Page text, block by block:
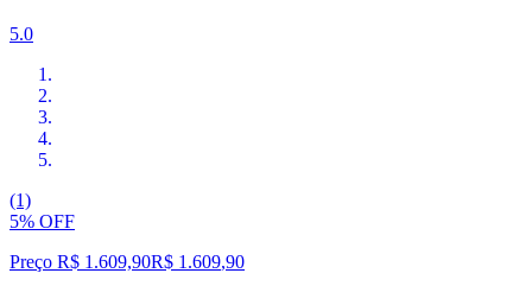
5.0
(1)
5% OFF
Preço R$ 1.609,90R$ 1.609,90